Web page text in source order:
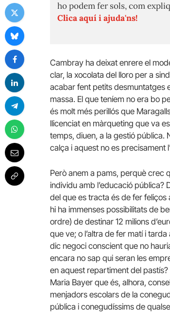
ho podem fer sols, com
Clica aquí i ajuda'ns!
Cambray ha deixat enrere el
clar, la xocolata del lloro per a
acabar fent petits desmuntatges
massa. El que teníem no era bo
és molt més perillós que
llicenciat en màrqueting que va
temps, diuen, a la gestió pública.
calça i aquest no es precisament
Però anem a pams, perquè crec
individu amb l’educació
del que es tracta és de fer
hi ha immenses possibilitats de
ordre) de destinar 12 milions
que ve; o l’altra de fer matí i
dic negoci conscient que no
encara no sap qui seran les
en aquest repartiment del
Maria Bayer que és, alhora,
menjadors escolars de la
pública i conegudíssims de